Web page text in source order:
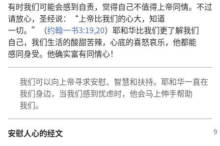
有时我们可能会感到自责， 觉得自己不值得上帝同情。 不过
请放心， 圣经说：“上帝比我们的心大， 知道
一切。”（约翰一书3:19,20） 耶和华比我们更了解我们
自己， 我们生活的酸甜苦辣， 心底的喜怒哀乐， 他都能
感同身受。 他确实富有同情心！
我们可以向上帝寻求安慰、 智慧和扶持。 耶和华一直在
我们身边， 当我们感到忧虑时， 他会马上伸手帮助
我们。
安慰人心的经文